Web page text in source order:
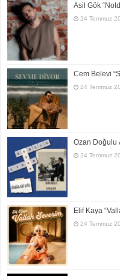
Asil Gök
24 Temmuz
Cem Belevi
24 Temmuz
Ozan Doğulu
24 Temmuz
Elif Kaya
24 Temmuz